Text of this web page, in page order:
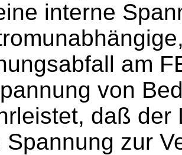
interne
am
von
daß der
Spannung zur